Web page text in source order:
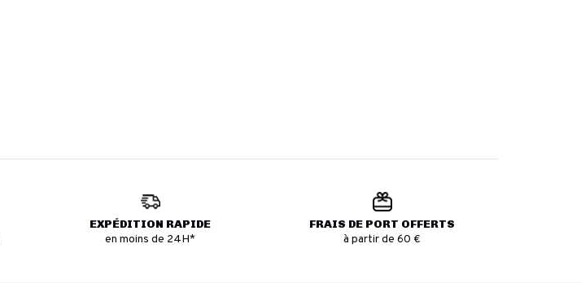
EXPÉDITION RAPIDE
en moins de 24H*
FRAIS DE PORT OFFERTS
à partir de 60 €